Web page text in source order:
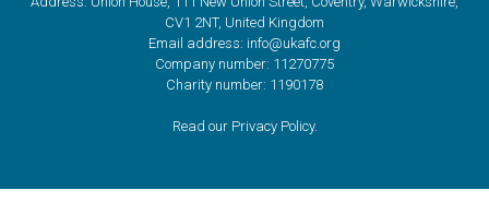
CV1 2NT, United Kingdom
Email address: info@ukafc.org
Company number: 11270775
Charity number: 1190178
Read our Privacy Policy.